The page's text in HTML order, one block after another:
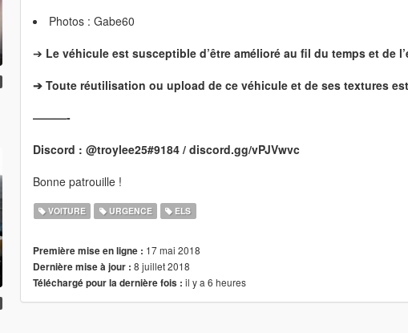
Photos : Gabe60
➔ Le véhicule est susceptible d’être amélioré au fil du temps et de
➔ Toute réutilisation ou upload de ce véhicule et de ses textures
———-
Discord : @troylee25#9184 / discord.gg/vPJVwvc
Bonne patrouille !
VOITURE URGENCE ELS
Première mise en ligne : 17 mai 2018
Dernière mise à jour : 8 juillet 2018
Téléchargé pour la dernière fois : il y a 6 heures